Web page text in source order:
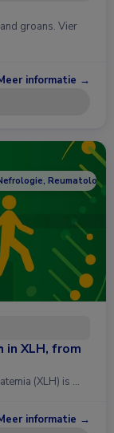
groans. Vier
informatie →
Reumatologie
in XLH, from
(XLH) is …
informatie →